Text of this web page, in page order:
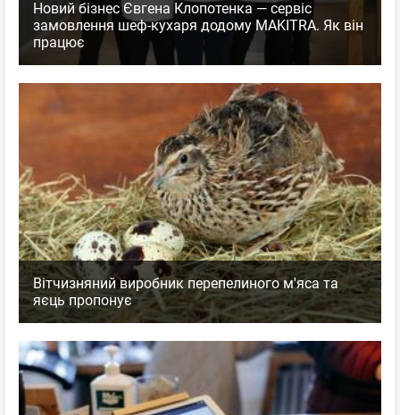
Новий бізнес Євгена Клопотенка — сервіс
замовлення шеф-кухаря додому MAKITRA. Як він
працює
Вітчизняний виробник перепелиного м'яса та
яєць пропонує